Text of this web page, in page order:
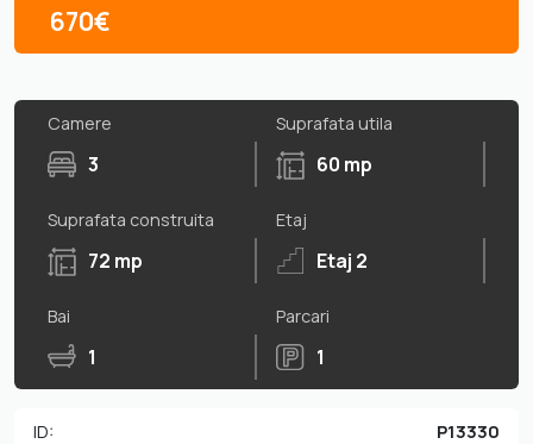
670€
Camere
3
Suprafata utila
60 mp
Suprafata construita
72 mp
Etaj
Etaj 2
Bai
1
Parcari
1
ID: P13330